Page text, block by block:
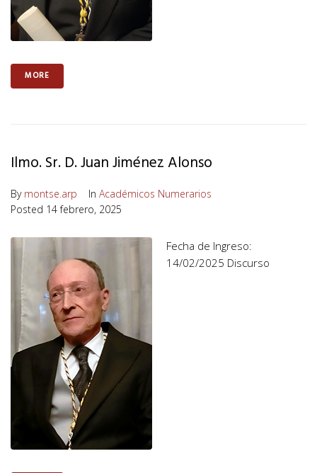
MORE
Ilmo. Sr. D. Juan Jiménez Alonso
By montse.arp In Académicos Numerarios
Posted 14 febrero, 2025
Fecha de Ingreso:
14/02/2025 Discurso